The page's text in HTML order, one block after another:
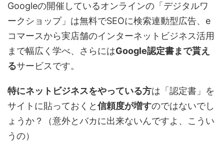
Googleの開催しているオンラインの「デジタルワ
ークショップ」は無料でSEOに検索連動型広告、e
コマースから実店舗のインターネットビジネス活用
まで幅広く学べ、さらにはGoogle認定書まで貰え
るサービスです。
特にネットビジネスをやっている方は「認定書」を
サイトに貼っておくと信頼度が増すのではないでし
ょうか？（意外とバカに出来ないんですよ、こうい
うの）